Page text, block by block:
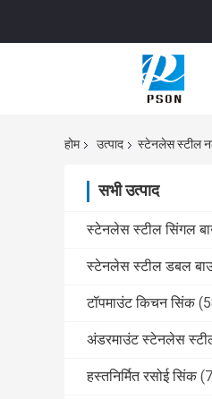
होम उत्पाद स्टेनलेस स्टील
सभी उत्पाद
स्टेनलेस स्टील सिंगल
स्टेनलेस स्टील डबल
टॉपमाउंट किचन सिंक
अंडरमाउंट स्टेनलेस
हस्तनिर्मित रसोई सिंक